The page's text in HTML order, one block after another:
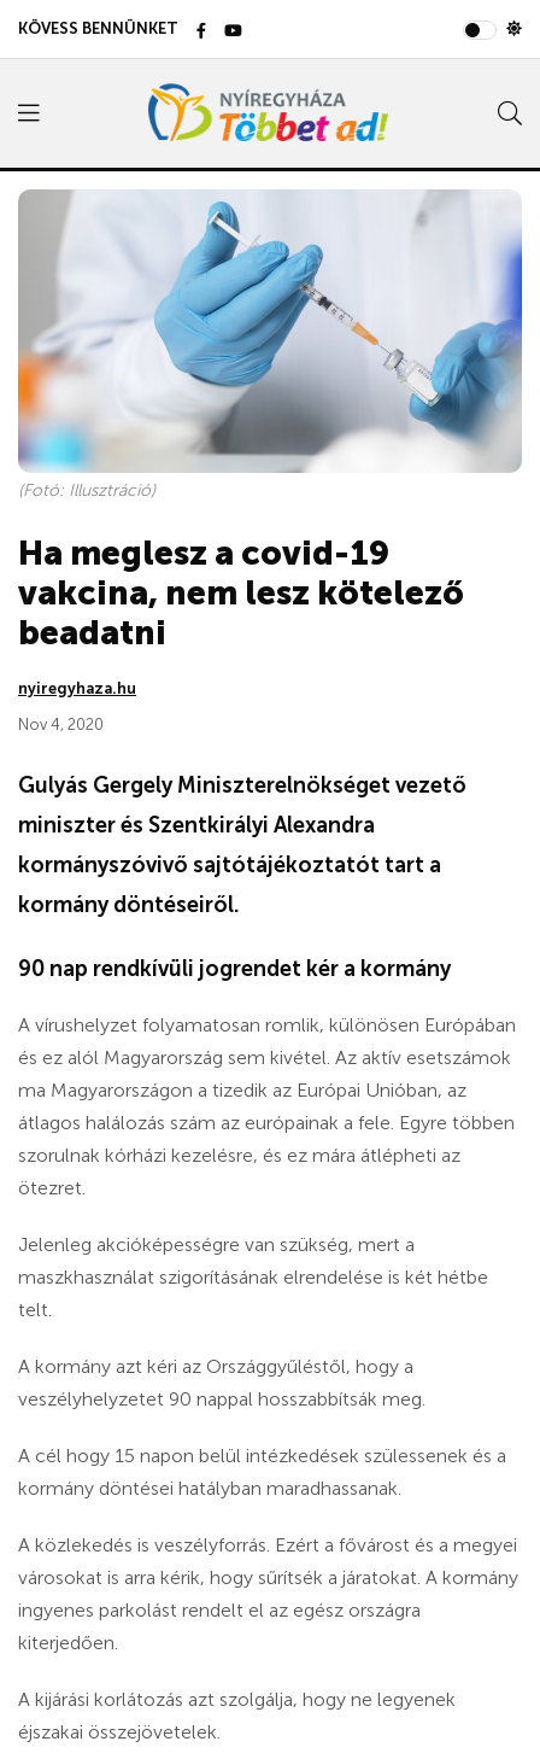
KÖVESS BENNÜNKET
(Fotó: Illusztráció)
Ha meglesz a covid-19
vakcina, nem lesz kötelező
beadatni
nyiregyhaza.hu
Nov 4, 2020
Gulyás Gergely Miniszterelnökséget vezető
miniszter és Szentkirályi Alexandra
kormányszóvivő sajtótájékoztatót tart a
kormány döntéseiről.
90 nap rendkívüli jogrendet kér a kormány
A vírushelyzet folyamatosan romlik, különösen Európában
és ez alól Magyarország sem kivétel. Az aktív esetszámok
ma Magyarországon a tizedik az Európai Unióban, az
átlagos halálozás szám az európainak a fele. Egyre többen
szorulnak kórházi kezelésre, és ez mára átlépheti az
ötezret.
Jelenleg akcióképességre van szükség, mert a
maszkhasználat szigorításának elrendelése is két hétbe
telt.
A kormány azt kéri az Országgyűléstől, hogy a
veszélyhelyzetet 90 nappal hosszabbítsák meg.
A cél hogy 15 napon belül intézkedések szülessenek és a
kormány döntései hatályban maradhassanak.
A közlekedés is veszélyforrás. Ezért a fővárost és a megyei
városokat is arra kérik, hogy sűrítsék a járatokat. A kormány
ingyenes parkolást rendelt el az egész országra
kiterjedően.
A kijárási korlátozás azt szolgálja, hogy ne legyenek
éjszakai összejövetelek.